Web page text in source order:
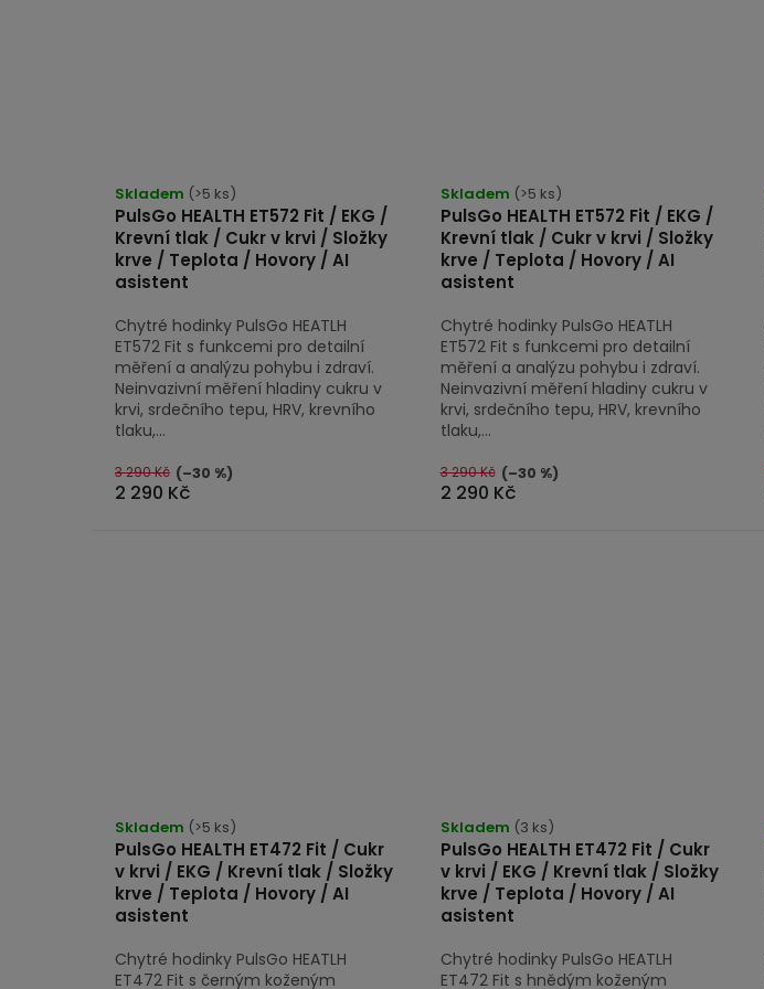
PulsGo HEALTH ET572 Fit / EKG /
Krevní tlak / Cukr v krvi / Složky
krve / Teplota / Hovory / AI
asistent
Skladem (>5 ks)
2 290 Kč
3 290 Kč (–30 %)
Chytré hodinky PulsGo HEATLH
ET572 Fit s funkcemi pro detailní
měření a analýzu pohybu i zdraví.
Neinvazivní měření hladiny cukru v
krvi, srdečního tepu, HRV, krevního
tlaku,...
PulsGo HEALTH ET572 Fit / EKG /
Krevní tlak / Cukr v krvi / Složky
krve / Teplota / Hovory / AI
asistent
hodnocení
produktu
je
5,0
5
hvězdiček.
Skladem (>5 ks)
2 290 Kč
3 290 Kč (–30 %)
Chytré hodinky PulsGo HEATLH
ET572 Fit s funkcemi pro detailní
měření a analýzu pohybu i zdraví.
Neinvazivní měření hladiny cukru v
krvi, srdečního tepu, HRV, krevního
tlaku,...
PulsGo HEALTH ET472 Fit / Cukr
v krvi / EKG / Krevní tlak / Složky
krve / Teplota / Hovory / AI
asistent
hodnocení
produktu
je
4,7
5
Skladem (>5 ks)
Chytré hodinky PulsGo HEATLH
ET472 Fit s černým koženým
PulsGo HEALTH ET472 Fit / Cukr
v krvi / EKG / Krevní tlak / Složky
krve / Teplota / Hovory / AI
asistent
hodnocení
produktu
je
5,0
5
Skladem (3 ks)
Chytré hodinky PulsGo HEATLH
ET472 Fit s hnědým koženým